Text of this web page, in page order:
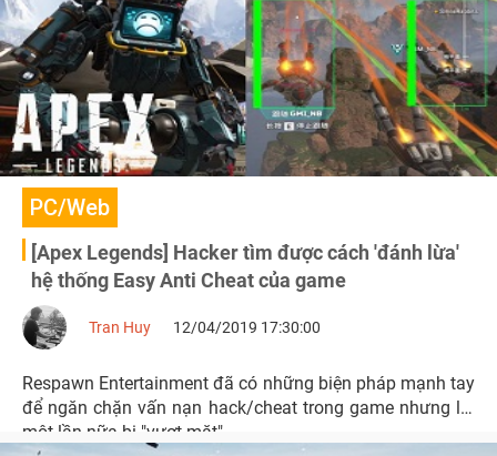
PC/Web
[Apex Legends] Hacker tìm được cách 'đánh lừa'
hệ thống Easy Anti Cheat của game
Tran Huy 12/04/2019 17:30:00
Respawn Entertainment đã có những biện pháp mạnh tay
để ngăn chặn vấn nạn hack/cheat trong game nhưng lại
một lần nữa bị "vượt mặt"